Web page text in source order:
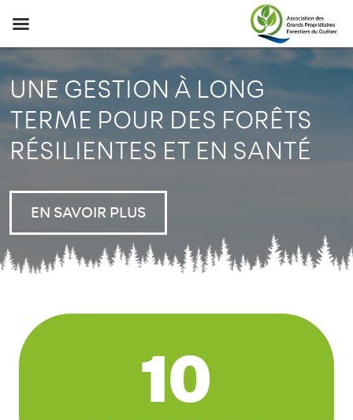
UNE GESTION À LONG
TERME POUR DES FORÊTS
RÉSILIENTES ET EN SANTÉ
EN SAVOIR PLUS
10